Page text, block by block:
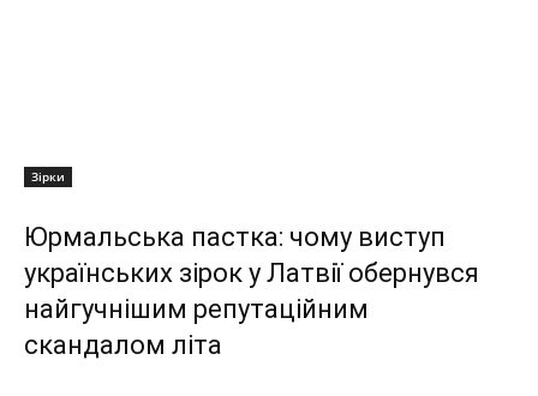
Зірки
Юрмальська пастка: чому виступ
українських зірок у Латвії обернувся
найгучнішим репутаційним
скандалом літа